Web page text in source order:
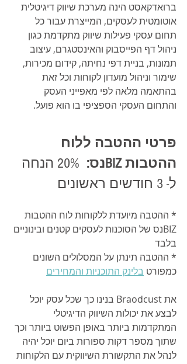
ברואדקאסט הינה מערכת שיווק דיגיטלית
אוטומטית לעסקים, המייצרת עבור כל
תחום עסקי פעילות שיווק מתקדמת כגון
ניהול דף הפייסבוק והאינסטגרם, עיצוב
תמונות, בניית דפי נחיתה, קידום מכירות,
שימור וניהול מועדון לקוחות וכל זאת
בהתאמה מלאה לפי מאפייני העסק
והתחום העסקי הספציפי בו הוא פועל.
פרטי ההטבה ללוח
ההטבות BIZנס:
20% הנחה
ל- 3 חודשים ראשונים
* ההטבה מיועדת ללקוחות לוח ההטבות
BIZנס של הסוכנות לעסקים קטנים ובינוניים
בלבד
* ההטבה תינתן על המסלולים השונים
כמפורט בלינק התוכניות והמחירים
את Braodcust בנינו כך שכל עסק יוכל
לבצע את יכולות השיווק הדיגיטלי
המתקדמות ביותר באופן הפשוט ביותר וכך
שתוך מספר דקות ספורות ביום יוכל יהיה
לנהל את התקשורת השיווקית עם הלקוחות